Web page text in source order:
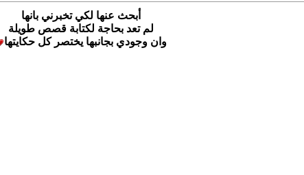
أبحث عنها لكي تخبرني بانها
لم تعد بحاجة لكتابة قصص طويلة
وان وجودي بجانبها يختصر كل حكايتها